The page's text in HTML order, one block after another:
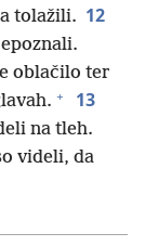
tolažili. 12
oblačilo ter
+ 13
na tleh.
videli, da